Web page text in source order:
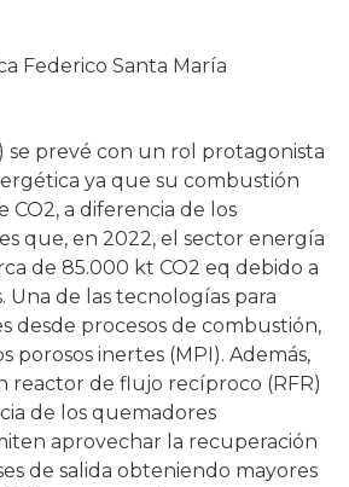
Federico Santa María
se prevé con un rol protagonista
ya que su combustión
a diferencia de los
que, en 2022, el sector energía
de 85.000 kt CO2 eq debido a
Una de las tecnologías para
desde procesos de combustión,
porosos inertes (MPI). Además,
reactor de flujo recíproco (RFR)
de los quemadores
aprovechar la recuperación
de salida obteniendo mayores